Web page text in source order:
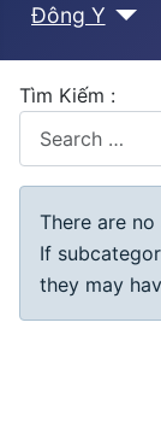
Đông Y
Tìm Kiếm :
Info
There are
If
they may